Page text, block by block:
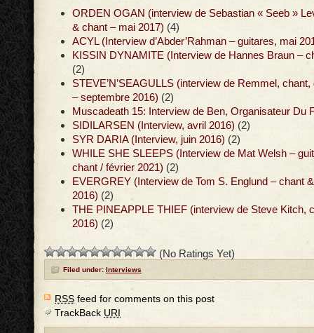
ORDEN OGAN (interview de Sebastian « Seeb »
& chant – mai 2017) (4)
ACYL (Interview d’Abder’Rahman – guitares, mai
KISSIN DYNAMITE (Interview de Hannes Braun –
(2)
STEVE’N’SEAGULLS (interview de Remmel,
– septembre 2016) (2)
Muscadeath 15: Interview de Ben, Organisateur Du
SIDILARSEN (Interview, avril 2016) (2)
SYR DARIA (Interview, juin 2016) (2)
WHILE SHE SLEEPS (Interview de Mat Welsh –
chant / février 2021) (2)
EVERGREY (Interview de Tom S. Englund – chant
2016) (2)
THE PINEAPPLE THIEF (interview de Steve Kitch,
2016) (2)
(No Ratings Yet)
Filed under: Interviews
RSS feed for comments on this post
TrackBack URI